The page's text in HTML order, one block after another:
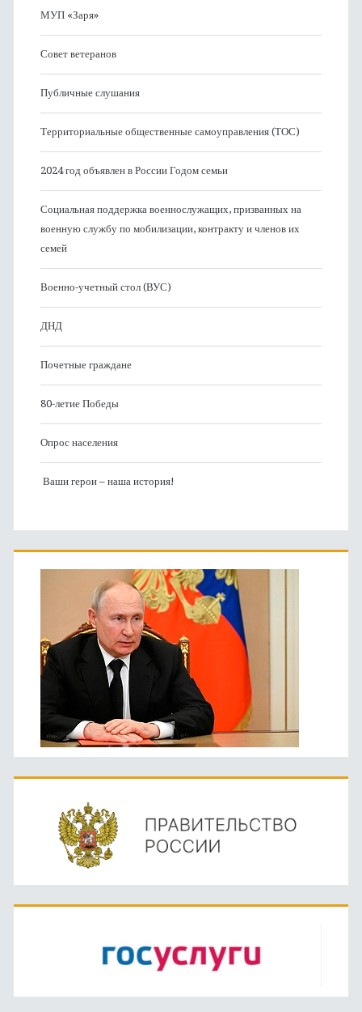
МУП «Заря»
Совет ветеранов
Публичные слушания
Территориальные общественные самоуправления (ТОС)
2024 год объявлен в России Годом семьи
Социальная поддержка военнослужащих, призванных на
военную службу по мобилизации, контракту и членов их
семей
Военно-учетный стол (ВУС)
ДНД
Почетные граждане
80-летие Победы
Опрос населения
Ваши герои – наша история!